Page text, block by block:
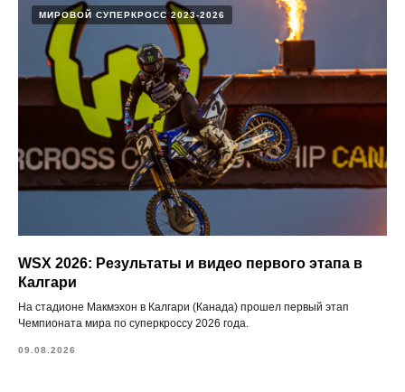
МИРОВОЙ СУПЕРКРОСС 2023-2026
WSX 2026: Результаты и видео первого этапа в
Калгари
На стадионе Макмэхон в Калгари (Канада) прошел первый этап
Чемпионата мира по суперкроссу 2026 года.
09.08.2026